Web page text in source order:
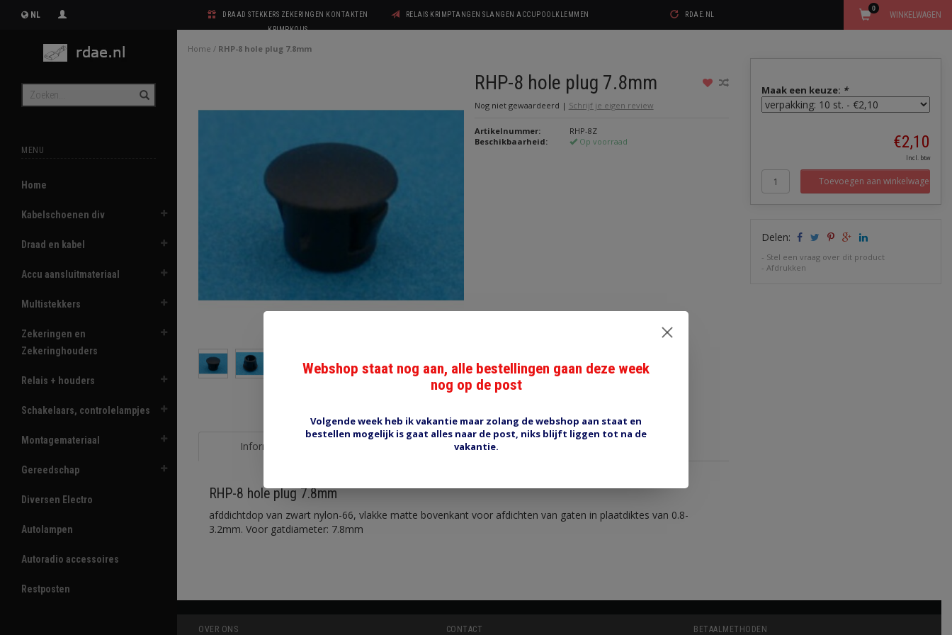
NL
DRAAD STEKKERS ZEKERINGEN KONTAKTEN
KRIMPKOUS
RELAIS KRIMPTANGEN SLANGEN ACCUPOOLKLEMMEN RDAE.NL WINKELWAGEN
0
MENU
Home
Kabelschoenen div
Draad en kabel
Accu aansluitmateriaal
Multistekkers
Zekeringen en
Zekeringhouders
Relais + houders
Schakelaars, controlelampjes
Montagemateriaal
Gereedschap
Diversen Electro
Autolampen
Autoradio accessoires
Restposten
Home / RHP-8 hole plug 7.8mm
RHP-8 hole plug 7.8mm
Nog niet gewaardeerd | Schrijf je eigen review
Artikelnummer:
RHP-8Z
Beschikbaarheid:
Op voorraad
Informatie
RHP-8 hole plug 7.8mm
afddichtdop van zwart nylon-66, vlakke matte bovenkant voor afdichten van gaten in plaatdiktes van 0.8-
3.2mm. Voor gatdiameter: 7.8mm
Maak een keuze: *
€2,10
Incl. btw
Toevoegen aan winkelwagen
Delen:
- Stel een vraag over dit product
-Afdrukken
OVER ONS CONTACT BETAALMETHODEN
Webshop staat nog aan, alle bestellingen gaan deze week
nog op de post
Volgende week heb ik vakantie maar zolang de webshop aan staat en
bestellen mogelijk is gaat alles naar de post, niks blijft liggen tot na de
vakantie.